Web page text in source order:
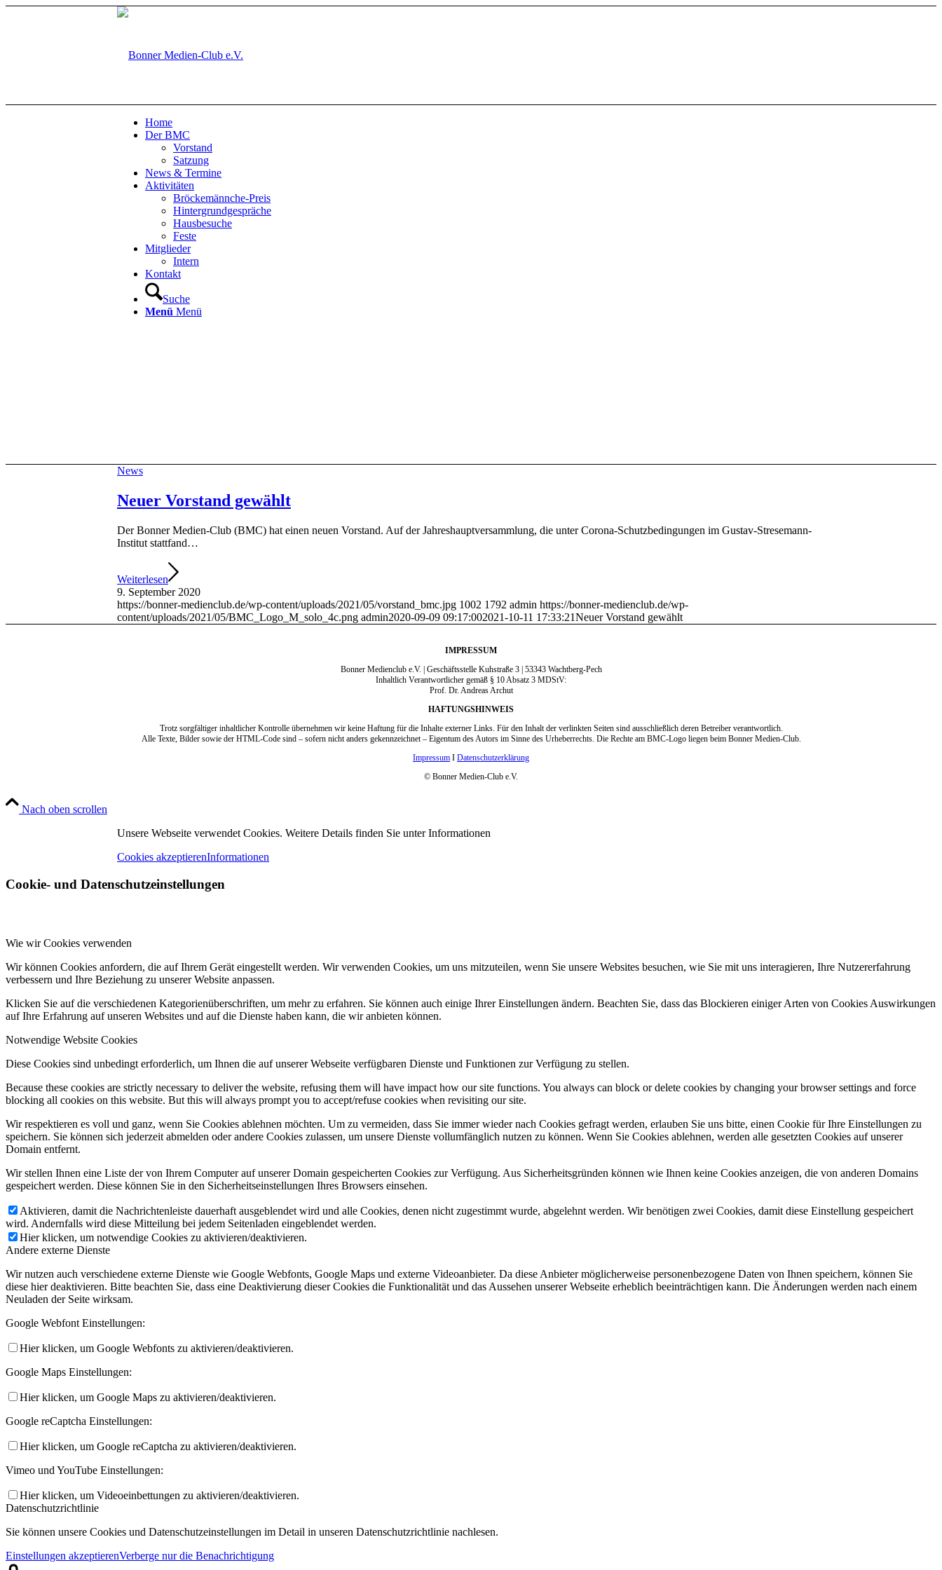
Home
Der BMC
Vorstand
Satzung
News & Termine
Aktivitäten
Bröckemännche-Preis
Hintergrundgespräche
Hausbesuche
Feste
Mitglieder
Intern
Kontakt
Suche
Menü Menü
News
Neuer Vorstand gewählt
Der Bonner Medien-Club (BMC) hat einen neuen Vorstand. Auf der Jahreshauptversammlung, die unter Corona-Schutzbedingungen im Gustav-Stresemann-
Institut stattfand…
Weiterlesen
9. September 2020
https://bonner-medienclub.de/wp-content/uploads/2021/05/vorstand_bmc.jpg 1002 1792 admin https://bonner-medienclub.de/wp-
content/uploads/2021/05/BMC_Logo_M_solo_4c.png admin2020-09-09 09:17:002021-10-11 17:33:21Neuer Vorstand gewählt
IMPRESSUM
Bonner Medienclub e.V. | Geschäftsstelle Kuhstraße 3 | 53343 Wachtberg-Pech
Inhaltlich Verantwortlicher gemäß § 10 Absatz 3 MDStV:
Prof. Dr. Andreas Archut
HAFTUNGSHINWEIS
Trotz sorgfältiger inhaltlicher Kontrolle übernehmen wir keine Haftung für die Inhalte externer Links. Für den Inhalt der verlinkten Seiten sind ausschließlich deren Betreiber verantwortlich.
Alle Texte, Bilder sowie der HTML-Code sind – sofern nicht anders gekennzeichnet – Eigentum des Autors im Sinne des Urheberrechts. Die Rechte am BMC-Logo liegen beim Bonner Medien-Club.
Impressum I Datenschutzerklärung
© Bonner Medien-Club e.V.
Nach oben scrollen
Unsere Webseite verwendet Cookies. Weitere Details finden Sie unter Informationen
Cookies akzeptierenInformationen
Cookie- und Datenschutzeinstellungen
Wie wir Cookies verwenden
Wir können Cookies anfordern, die auf Ihrem Gerät eingestellt werden. Wir verwenden Cookies, um uns mitzuteilen, wenn Sie unsere Websites besuchen, wie Sie mit uns interagieren, Ihre Nutzererfahrung
verbessern und Ihre Beziehung zu unserer Website anpassen.
Klicken Sie auf die verschiedenen Kategorienüberschriften, um mehr zu erfahren. Sie können auch einige Ihrer Einstellungen ändern. Beachten Sie, dass das Blockieren einiger Arten von Cookies Auswirkungen
auf Ihre Erfahrung auf unseren Websites und auf die Dienste haben kann, die wir anbieten können.
Notwendige Website Cookies
Diese Cookies sind unbedingt erforderlich, um Ihnen die auf unserer Webseite verfügbaren Dienste und Funktionen zur Verfügung zu stellen.
Because these cookies are strictly necessary to deliver the website, refusing them will have impact how our site functions. You always can block or delete cookies by changing your browser settings and force
blocking all cookies on this website. But this will always prompt you to accept/refuse cookies when revisiting our site.
Wir respektieren es voll und ganz, wenn Sie Cookies ablehnen möchten. Um zu vermeiden, dass Sie immer wieder nach Cookies gefragt werden, erlauben Sie uns bitte, einen Cookie für Ihre Einstellungen zu
speichern. Sie können sich jederzeit abmelden oder andere Cookies zulassen, um unsere Dienste vollumfänglich nutzen zu können. Wenn Sie Cookies ablehnen, werden alle gesetzten Cookies auf unserer
Domain entfernt.
Wir stellen Ihnen eine Liste der von Ihrem Computer auf unserer Domain gespeicherten Cookies zur Verfügung. Aus Sicherheitsgründen können wie Ihnen keine Cookies anzeigen, die von anderen Domains
gespeichert werden. Diese können Sie in den Sicherheitseinstellungen Ihres Browsers einsehen.
Aktivieren, damit die Nachrichtenleiste dauerhaft ausgeblendet wird und alle Cookies, denen nicht zugestimmt wurde, abgelehnt werden. Wir benötigen zwei Cookies, damit diese Einstellung gespeichert
wird. Andernfalls wird diese Mitteilung bei jedem Seitenladen eingeblendet werden.
Hier klicken, um notwendige Cookies zu aktivieren/deaktivieren.
Andere externe Dienste
Wir nutzen auch verschiedene externe Dienste wie Google Webfonts, Google Maps und externe Videoanbieter. Da diese Anbieter möglicherweise personenbezogene Daten von Ihnen speichern, können Sie
diese hier deaktivieren. Bitte beachten Sie, dass eine Deaktivierung dieser Cookies die Funktionalität und das Aussehen unserer Webseite erheblich beeinträchtigen kann. Die Änderungen werden nach einem
Neuladen der Seite wirksam.
Google Webfont Einstellungen:
Hier klicken, um Google Webfonts zu aktivieren/deaktivieren.
Google Maps Einstellungen:
Hier klicken, um Google Maps zu aktivieren/deaktivieren.
Google reCaptcha Einstellungen:
Hier klicken, um Google reCaptcha zu aktivieren/deaktivieren.
Vimeo und YouTube Einstellungen:
Hier klicken, um Videoeinbettungen zu aktivieren/deaktivieren.
Datenschutzrichtlinie
Sie können unsere Cookies und Datenschutzeinstellungen im Detail in unseren Datenschutzrichtlinie nachlesen.
Einstellungen akzeptierenVerberge nur die Benachrichtigung